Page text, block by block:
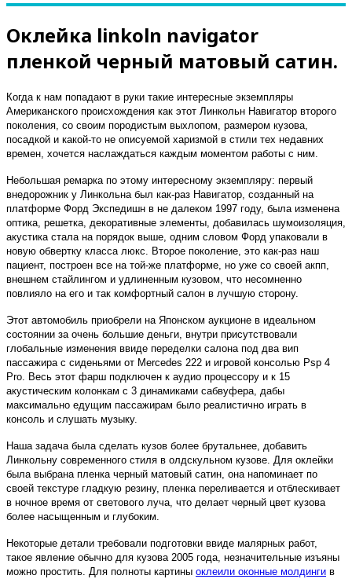
Оклейка linkoln navigator
пленкой черный матовый сатин.
Когда к нам попадают в руки такие интересные экземпляры
Американского происхождения как этот Линкольн Навигатор второго
поколения, со своим породистым выхлопом, размером кузова,
посадкой и какой-то не описуемой харизмой в стили тех недавних
времен, хочется наслаждаться каждым моментом работы с ним.
Небольшая ремарка по этому интересному экземпляру: первый
внедорожник у Линкольна был как-раз Навигатор, созданный на
платформе Форд Экспедишн в не далеком 1997 году, была изменена
оптика, решетка, декоративные элементы, добавилась шумоизоляция,
акустика стала на порядок выше, одним словом Форд упаковали в
новую обвертку класса люкс. Второе поколение, это как-раз наш
пациент, построен все на той-же платформе, но уже со своей акпп,
внешнем стайлингом и удлиненным кузовом, что несомненно
повлияло на его и так комфортный салон в лучшую сторону.
Этот автомобиль приобрели на Японском аукционе в идеальном
состоянии за очень большие деньги, внутри присутствовали
глобальные изменения ввиде переделки салона под два вип
пассажира с сиденьями от Mercedes 222 и игровой консолью Psp 4
Pro. Весь этот фарш подключен к аудио процессору и к 15
акустическим колонкам с 3 динамиками сабвуфера, дабы
максимально едущим пассажирам было реалистично играть в
консоль и слушать музыку.
Наша задача была сделать кузов более брутальнее, добавить
Линкольну современного стиля в олдскульном кузове. Для оклейки
была выбрана пленка черный матовый сатин, она напоминает по
своей текстуре гладкую резину, пленка переливается и отблескивает
в ночное время от светового луча, что делает черный цвет кузова
более насыщенным и глубоким.
Некоторые детали требовали подготовки ввиде малярных работ,
такое явление обычно для кузова 2005 года, незначительные изъяны
можно простить. Для полноты картины оклеили оконные молдинги в